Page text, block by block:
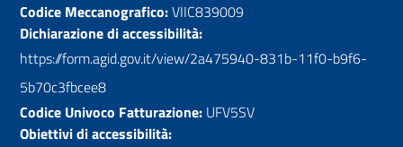
Codice Meccanografico:VIIC839009
Dichiarazione di accessibilità:
https://form.agid.gov.it/view/2a475940-831b-11f0-b9f6-
5b70c3fbcee8
Codice Univoco Fatturazione: UFV5SV
Obiettivi di accessibilità: